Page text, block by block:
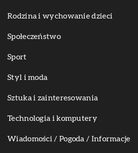
Rodzina i wychowanie dzieci
Społeczeństwo
Sport
Styl i moda
Sztuka i zainteresowania
Technologia i komputery
Wiadomości / Pogoda / Informacje